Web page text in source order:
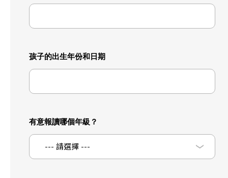
孩子的出生年份和日期
有意報讀哪個年級？
--- 請選擇 ---